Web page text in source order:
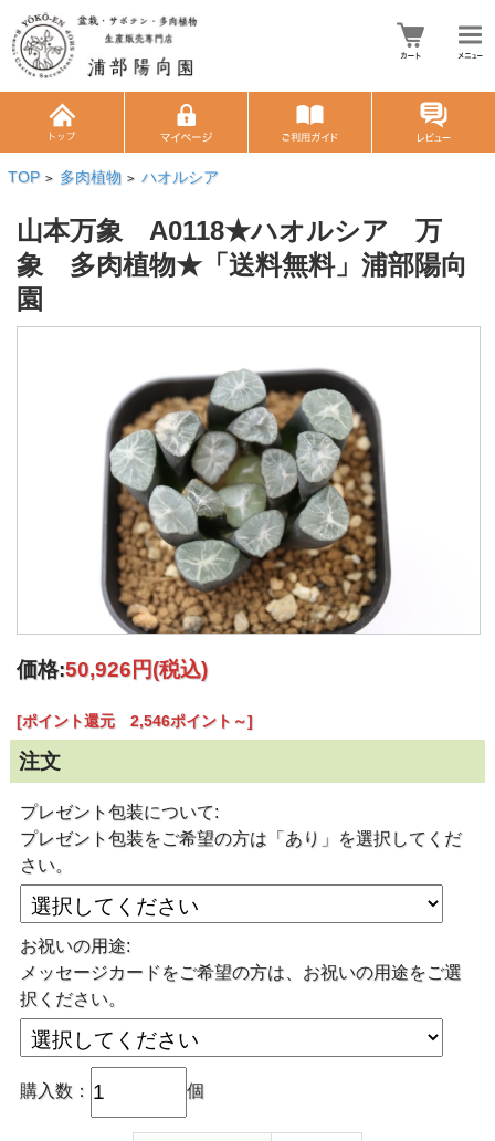
TOP > 多肉植物 > ハオルシア
山本万象 A0118★ハオルシア 万
象 多肉植物★「送料無料」浦部陽向
園
価格:50,926円(税込)
[ポイント還元 2,546ポイント～]
注文
プレゼント包装について:
プレゼント包装をご希望の方は「あり」を選択してくだ
さい。
お祝いの用途:
メッセージカードをご希望の方は、お祝いの用途をご選
択ください。
購入数： 個